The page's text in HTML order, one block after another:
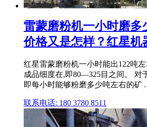
雷蒙磨粉机一小时磨多
价格又是怎样？红星机
红星雷蒙磨粉机一小时能出122吨
成品细度在,即80—325目之间。 对
即每小时能够粉磨多少吨左右的矿 .
联系电话: 180 3780 8511